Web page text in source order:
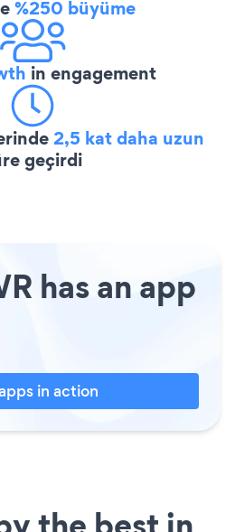
%250 büyüme
in engagement
2,5 kat daha uzun
geçirdi
has an app
in action